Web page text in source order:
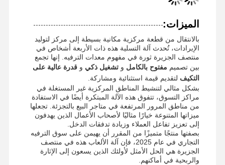
الميزات:
بالانتقال من قطعة مركزية مكانية بسيطة إلى مركز لتوليد
الإيرادات، تُحدث آلة التسلية هذه ذات الأربعة أشخاص في
منتصف الجزيرة ثورة في مفهوم معدات الترفيه. إنها تجمع
بين تصميم مفتوح بالكامل و تشغيل ذكي و قدرة عالية على
التكيف لتقديم قيمة استثنائية ومشاركة.
بشكل مثالي لتنشيط المناطق المركزية غير المستغلة في
مراكز التسوق، تتفوق هذه الآلة المبتكرة أيضًا في الاستفادة
من مناطق المرور المرتفعة في متاجر البيع بالتجزئة. تجعلها
ميزاتها المتنوعة خيارًا مثاليًا لأصحاب الأعمال الذين يهدفون
إلى تعزيز تفاعل العملاء وزيادة تدفقات الدخل.
بصفتها منتجًا متميزًا من المقرر أن يهيمن على سوق الترفيه
التجاري في عام 2025، فإن آلة الألعاب هذه في منتصف
الجزيرة هي الحل الأمثل لأولئك الذين يسعون إلى الإثارة
والربحية في أماكنهم.